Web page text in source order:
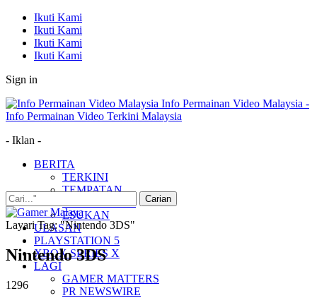
Ikuti Kami
Ikuti Kami
Ikuti Kami
Ikuti Kami
Sign in
Info Permainan Video Malaysia -
Info Permainan Video Terkini Malaysia
- Iklan -
BERITA
TERKINI
TEMPATAN
ESUKAN
ULASAN
PLAYSTATION 5
XBOX SERIES X
LAGI
GAMER MATTERS
PR NEWSWIRE
Layari Tag: "Nintendo 3DS"
Nintendo 3DS
1296